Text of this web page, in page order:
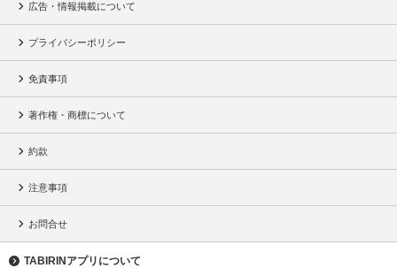
広告・情報掲載について
プライバシーポリシー
免責事項
著作権・商標について
約款
注意事項
お問合せ
TABIRINアプリについて